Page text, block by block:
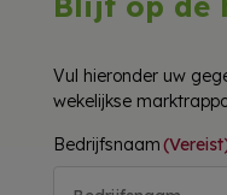
Vul hieronder uw
wekelijkse
Bedrijfsnaam